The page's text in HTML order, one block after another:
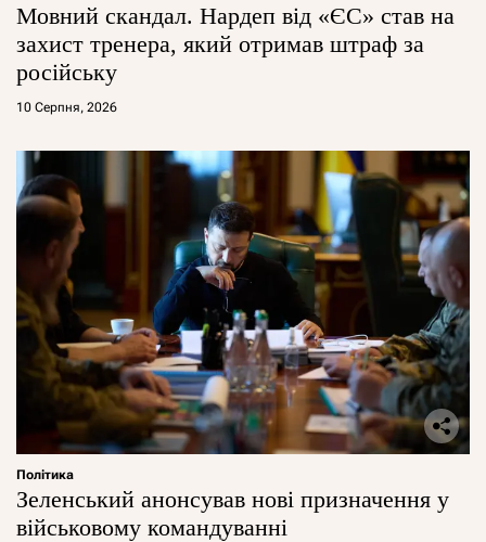
Мовний скандал. Нардеп від «ЄС» став на
захист тренера, який отримав штраф за
російську
10 Серпня, 2026
Політика
Зеленський анонсував нові призначення у
військовому командуванні